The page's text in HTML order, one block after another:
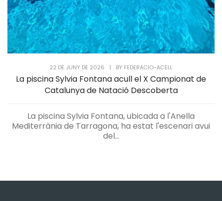
22 DE JUNY DE 2026 | BY FEDERACIO-ACELL
La piscina Sylvia Fontana acull el X Campionat de
Catalunya de Natació Descoberta
La piscina Sylvia Fontana, ubicada a l'Anella
Mediterrània de Tarragona, ha estat l'escenari avui
del...